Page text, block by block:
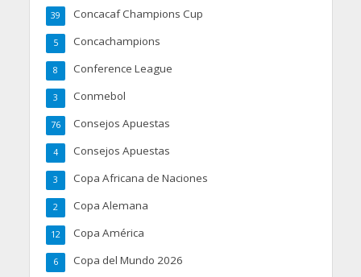
Concacaf Champions Cup
39
Concachampions
5
Conference League
8
Conmebol
3
Consejos Apuestas
76
Consejos Apuestas
4
Copa Africana de Naciones
3
Copa Alemana
2
Copa América
12
Copa del Mundo 2026
6